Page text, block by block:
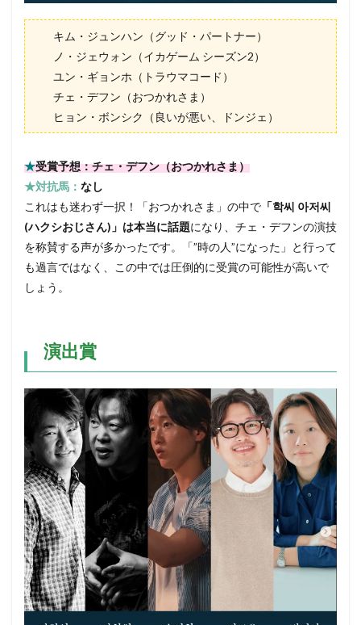
キム・ジュンハン（グッド・パートナー）
ノ・ジェウォン（イカゲーム シーズン2）
ユン・ギョンホ（トラウマコード）
チェ・デフン（おつかれさま）
ヒョン・ボンシク（良いが悪い、ドンジェ）
★受賞予想：チェ・デフン（おつかれさま）
★対抗馬： なし
これはも迷わず一択！「おつかれさま」の中で 「학씨 아저씨
(ハクシおじさん)」は本当に話題になり、チェ・デフンの演技
を称賛する声が多かったです。「”時の人”になった」と行って
も過言ではなく、この中では圧倒的に受賞の可能性が高いで
しょう。
演出賞